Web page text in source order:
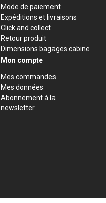
Mode de paiement
Expéditions et livraisons
Click and collect
Retour produit
Dimensions bagages cabine
Mon compte
Mes commandes
Mes données
Abonnement à la
newsletter